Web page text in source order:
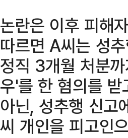
논란은 이후 피해
따르면 A씨는 성
정직 3개월 처분
우'를 한 혐의를
아닌, 성추행 신고
씨 개인을 피고인